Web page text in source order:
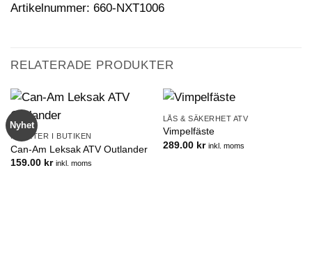
Artikelnummer: 660-NXT1006
RELATERADE PRODUKTER
Nyhet
NYHETER I BUTIKEN
Can-Am Leksak ATV Outlander
159.00 kr inkl. moms
LÅS & SÄKERHET ATV
Vimpelfäste
289.00 kr inkl. moms